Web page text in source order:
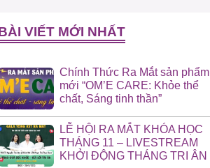
VIẾT MỚI NHẤT
Chính Thức Ra Mắt sản phẩm
mới “OM’E CARE: Khỏe thể
chất, Sáng tinh thần”
LỄ HỘI RA MẮT KHÓA HỌC
THÁNG 11 – LIVESTREAM
KHỞI ĐỘNG THÁNG TRI ÂN